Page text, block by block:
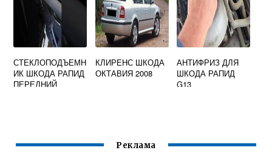
СТЕКЛОПОДЪЕМН
ИК ШКОДА РАПИД
ПЕРЕДНИЙ
КЛИРЕНС ШКОДА
ОКТАВИЯ 2008
АНТИФРИЗ ДЛЯ
ШКОДА РАПИД
G13
Реклама